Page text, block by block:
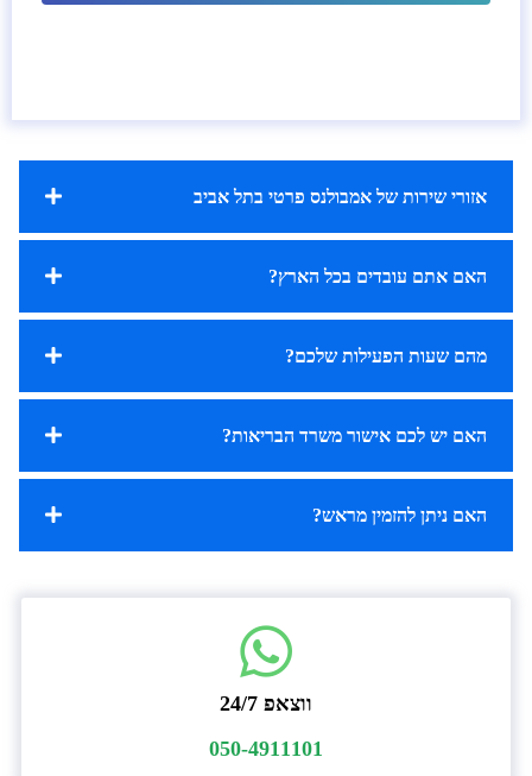
אזורי שירות של אמבולנס פרטי בתל אביב
האם אתם עובדים בכל הארץ?
מהם שעות הפעילות שלכם?
האם יש לכם אישור משרד הבריאות?
האם ניתן להזמין מראש?
ווצאפ 24/7
050-4911101